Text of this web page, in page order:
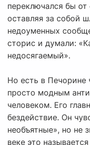
переключался бы
оставляя за собой
недоуменных
сторис и думали:
недосягаемый».
Но есть в Печорине
просто модным
человеком. Его
бездействие. Он
необъятные», но не
веке это